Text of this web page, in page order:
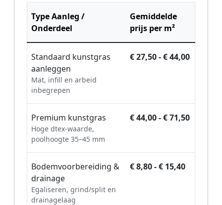
Type Aanleg /
Onderdeel
Gemiddelde
prijs per m²
Standaard kunstgras
aanleggen
Mat, infill en arbeid
inbegrepen
€ 27,50 - € 44,00
Premium kunstgras
Hoge dtex-waarde,
poolhoogte 35–45 mm
€ 44,00 - € 71,50
Bodemvoorbereiding &
drainage
Egaliseren, grind/split en
drainagelaag
€ 8,80 - € 15,40